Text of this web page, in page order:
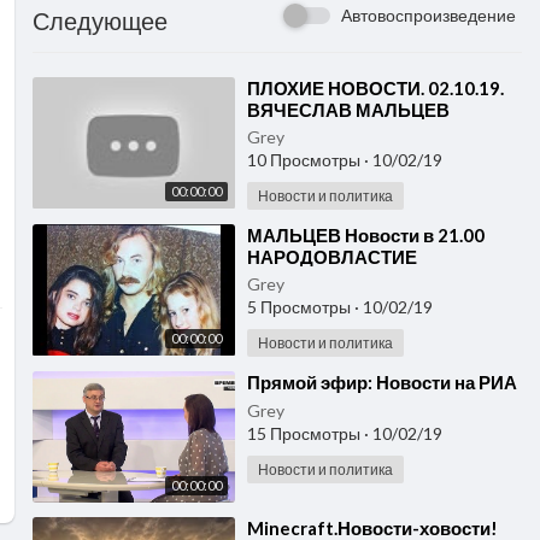
Следующее Автовоспроизведение
00:00:00
⁣ПЛОХИЕ НОВОСТИ. 02.10.19.
ВЯЧЕСЛАВ МАЛЬЦЕВ
Grey
10 Просмотры · 10/02/19
Новости и политика
00:00:00
⁣МАЛЬЦЕВ Новости в 21.00
НАРОДОВЛАСТИЕ
Grey
5 Просмотры · 10/02/19
Новости и политика
00:00:00
⁣Прямой эфир: Новости на РИА
Grey
15 Просмотры · 10/02/19
Новости и политика
⁣Minecraft.Новости-ховости!